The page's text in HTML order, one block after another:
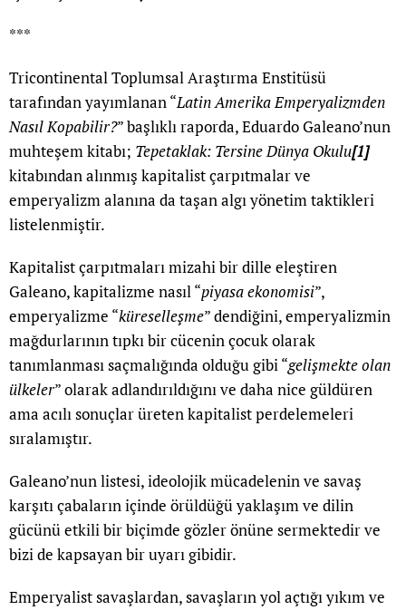
***
Tricontinental Toplumsal Araştırma Enstitüsü
tarafından yayımlanan “Latin Amerika Emperyalizmden
Nasıl Kopabilir?” başlıklı raporda, Eduardo Galeano’nun
muhteşem kitabı; Tepetaklak: Tersine Dünya Okulu[1]
kitabından alınmış kapitalist çarpıtmalar ve
emperyalizm alanına da taşan algı yönetim taktikleri
listelenmiştir.
Kapitalist çarpıtmaları mizahi bir dille eleştiren
Galeano, kapitalizme nasıl “piyasa ekonomisi”,
emperyalizme “küreselleşme” dendiğini, emperyalizmin
mağdurlarının tıpkı bir cücenin çocuk olarak
tanımlanması saçmalığında olduğu gibi “gelişmekte olan
ülkeler” olarak adlandırıldığını ve daha nice güldüren
ama acılı sonuçlar üreten kapitalist perdelemeleri
sıralamıştır.
Galeano’nun listesi, ideolojik mücadelenin ve savaş
karşıtı çabaların içinde örüldüğü yaklaşım ve dilin
gücünü etkili bir biçimde gözler önüne sermektedir ve
bizi de kapsayan bir uyarı gibidir.
Emperyalist savaşlardan, savaşların yol açtığı yıkım ve